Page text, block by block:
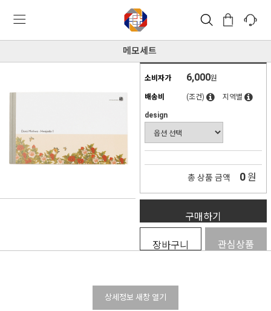
메모세트
소비자가 6,000원
배송비 (조건) 지역별
design
총 상품 금액 0 원
구매하기
장바구니 관심상품
상세정보 새창 열기